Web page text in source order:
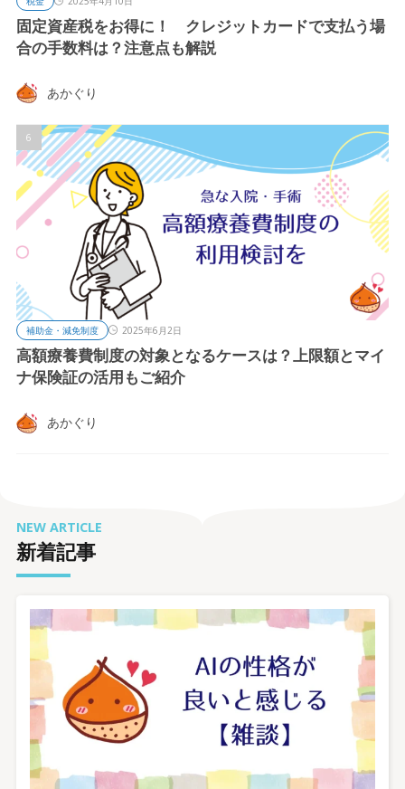
固定資産税をお得に！ クレジットカードで支払う場
合の手数料は？注意点も解説
あかぐり
補助金・減免制度 2025年6月2日
高額療養費制度の対象となるケースは？上限額とマイ
ナ保険証の活用もご紹介
あかぐり
新着記事
NEW ARTICLE